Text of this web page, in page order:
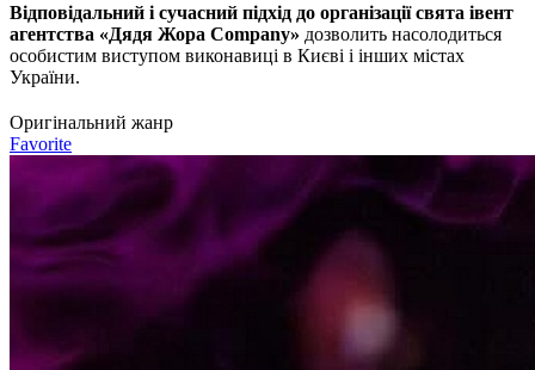
Відповідальний і сучасний підхід до організації свята івент
агентства «Дядя Жора Company» дозволить насолодиться
особистим виступом виконавиці в Києві і інших містах
України.
Оригінальний жанр
Favorite